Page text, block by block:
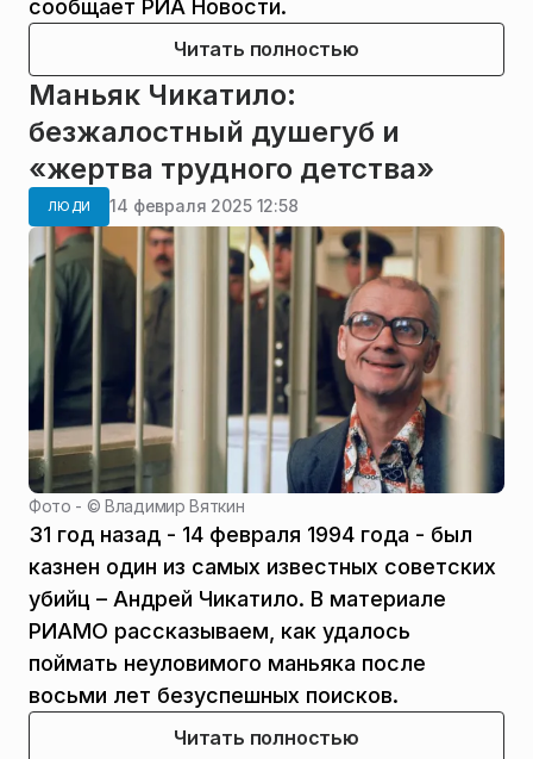
сообщает РИА Новости.
Читать полностью
Маньяк Чикатило:
безжалостный душегуб и
«жертва трудного детства»
ЛЮДИ 14 февраля 2025 12:58
Фото - ©Владимир Вяткин
31 год назад - 14 февраля 1994 года - был
казнен один из самых известных советских
убийц – Андрей Чикатило. В материале
РИАМО рассказываем, как удалось
поймать неуловимого маньяка после
восьми лет безуспешных поисков.
Читать полностью